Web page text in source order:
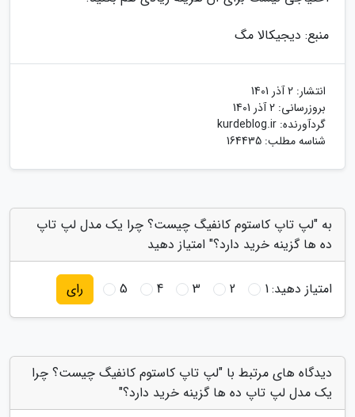
منبع: دیجیکالا مگ
انتشار: 2 آذر 1401
بروزرسانی: 2 آذر 1401
گردآورنده: kurdeblog.ir
شناسه مطلب: 164435
به "لپ تاپ کاستوم کانفیگ چیست؟ چرا یک مدل لپ تاپ
ده ها گزینه خرید دارد؟" امتیاز دهید
امتیاز دهید:1
2
3
4
5 رای
دیدگاه های مرتبط با "لپ تاپ کاستوم کانفیگ چیست؟ چرا
یک مدل لپ تاپ ده ها گزینه خرید دارد؟"